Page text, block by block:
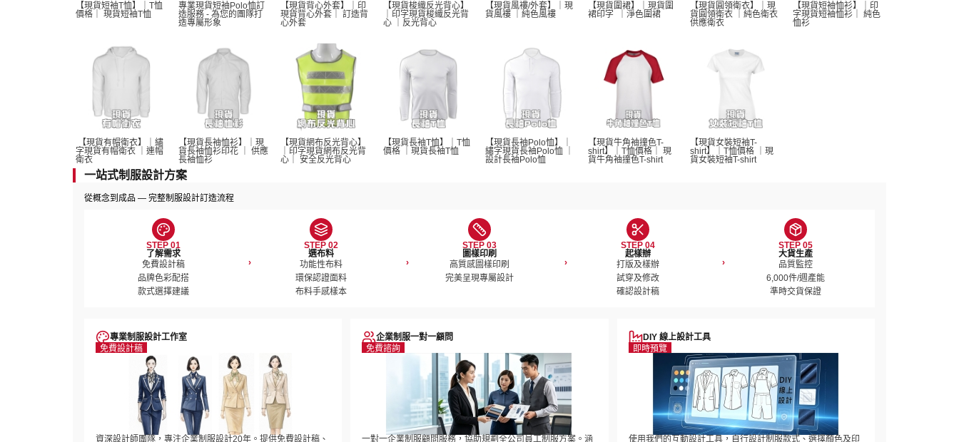
【現貨短袖T恤】｜T恤
價格｜ 現貨短袖T恤
專業現貨短袖Polo恤訂
造服務 - 為您的團隊打
造專屬形象
【現貨背心外套】｜印
現貨背心外套｜ 訂造背
心外套
【現貨梭織反光背心】
｜印字現貨梭織反光背
心 ｜反光背心
【現貨風褸/外套】｜現
貨風褸 ｜純色風褸
【現貨圍裙】｜現貨圍
裙印字  ｜淨色圍裙
【現貨圓領衛衣】｜現
貨圓領衛衣 ｜純色衛衣
供應衛衣
【現貨短袖恤衫】｜印
字現貨短袖恤衫｜ 純色
恤衫
字現貨有帽衛衣 ｜連帽
衛衣
【現貨長袖恤衫】｜現
貨長袖恤衫印花 ｜ 供應
長袖恤衫
【現貨網布反光背心】
｜印字現貨網布反光背
心｜ 安全反光背心
【現貨長袖T恤】｜T恤
價格 ｜現貨長袖T恤
【現貨長袖Polo恤】｜
繡字現貨長袖Polo恤 ｜
設計長袖Polo恤
【現貨牛角袖撞色T-
shirt】｜T恤價格｜ 現
貨牛角袖撞色T-shirt
【現貨女裝短袖T-
shirt】｜T恤價格 ｜現
貨女裝短袖T-shirt
一站式制服設計方案
從概念到成品 — 完整制服設計訂造流程
STEP 01
了解需求
免費設計稿
品牌色彩配搭
款式選擇建議
›
STEP 02
選布料
功能性布料
環保認證面料
布料手感樣本
›
STEP 03
圖樣印刷
高質感圖樣印刷
完美呈現專屬設計
›
STEP 04
起樣辦
打版及樣辦
試穿及修改
確認設計稿
›
STEP 05
大貨生產
品質監控
6,000件/週產能
準時交貨保證
專業制服設計工作室
免費設計稿
資深設計師團隊，專注企業制服設計20年。提供免費設計稿、
企業制服一對一顧問
免費諮詢
一對一企業制服顧問服務，協助規劃全公司員工制服方案。涵
DIY 線上設計工具
即時預覽
使用我們的互動設計工具，自行設計制服款式、選擇顏色及印